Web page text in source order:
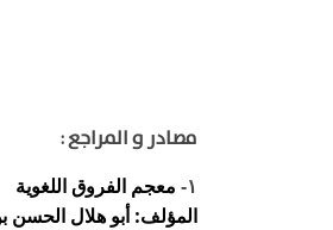
مصادر و المراجع :
١-
معجم الفروق اللغوية
المؤلف: أبو هلال الحسن